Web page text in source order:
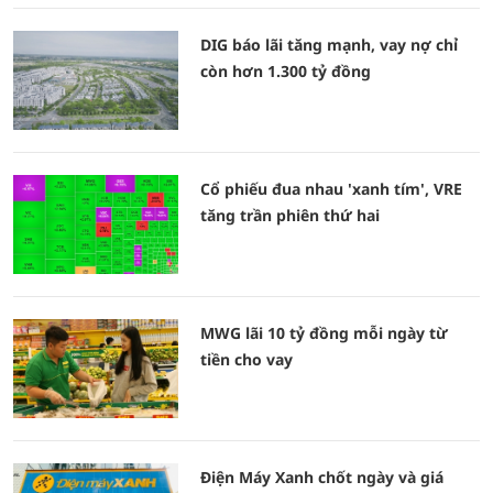
DIG báo lãi tăng mạnh, vay nợ chỉ
còn hơn 1.300 tỷ đồng
Cổ phiếu đua nhau 'xanh tím', VRE
tăng trần phiên thứ hai
MWG lãi 10 tỷ đồng mỗi ngày từ
tiền cho vay
Điện Máy Xanh chốt ngày và giá